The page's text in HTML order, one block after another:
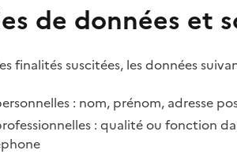
de données et
finalités suscitées, les données
: nom, prénom, adresse
: qualité ou fonction